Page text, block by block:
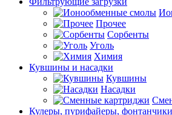
Прочее
Сорбенты
Уголь
Химия
Кувшины и насадки
Кувшины
Насадки
Кулеры, пурифайеры, фонтанчики